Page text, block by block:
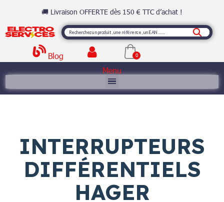
🚚 Livraison OFFERTE dès 150 € TTC d’achat !
Blog
Menu
INTERRUPTEURS
DIFFÉRENTIELS
HAGER